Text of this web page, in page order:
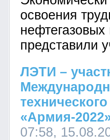
освоения
представили
ЛЭТИ –
«Армия-
07:58,